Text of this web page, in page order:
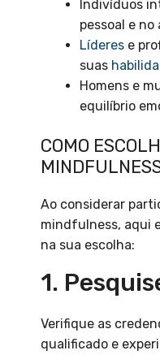
Indivíduos
pessoal e
Líderes e
suas
Homens e
equilíbrio
COMO
Ao considerar
mindfulness, aqui
na sua escolha:
1.
Verifique as
qualificado e